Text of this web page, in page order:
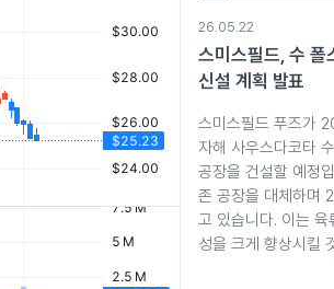
26.05.22
스미스필드, 수 폴
신설 계획 발표
스미스필드 푸즈가
자해 사우스다코타
공장을 건설할 예정
존 공장을 대체하며
고 있습니다. 이는
성을 크게 향상시킬